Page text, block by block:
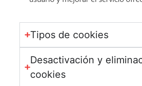
Tipos de cookies
Desactivación y
cookies